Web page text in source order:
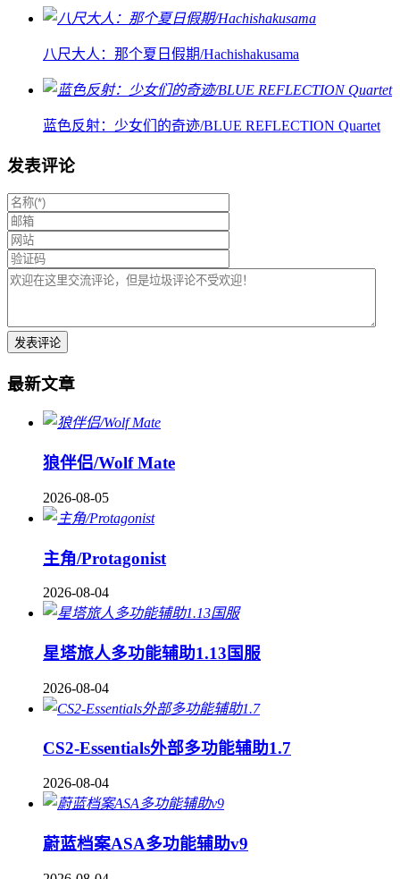
八尺大人：那个夏日假期/Hachishakusama
蓝色反射：少女们的奇迹/BLUE REFLECTION Quartet
发表评论
最新文章
狼伴侣/Wolf Mate
2026-08-05
主角/Protagonist
2026-08-04
星塔旅人多功能辅助1.13国服
2026-08-04
CS2-Essentials外部多功能辅助1.7
2026-08-04
蔚蓝档案ASA多功能辅助v9